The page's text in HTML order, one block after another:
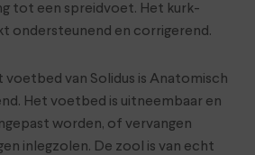
tot een spreidvoet. Het kurk-
ondersteunend en corrigerend.
van Solidus is Anatomisch
Het voetbed is uitneembaar en
worden, of vervangen
inlegzolen. De zool is van echt